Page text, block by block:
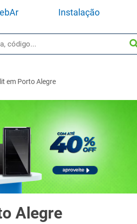
Instalação
em Porto Alegre
Alegre